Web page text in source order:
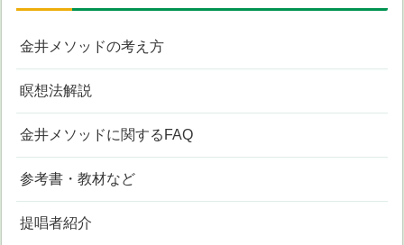
金井メソッドの考え方
瞑想法解説
金井メソッドに関するFAQ
参考書・教材など
提唱者紹介